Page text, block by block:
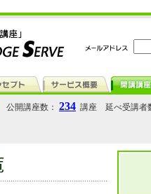
公開講座数： 234 講座 延べ受講者